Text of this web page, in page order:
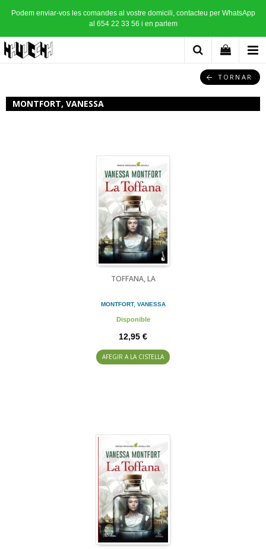
Podem enviar-vos les comandes al vostre domicili, contacteu per WhatsApp
al 654 22 33 56 i en parlem
TORNAR
MONTFORT, VANESSA
TOFFANA, LA
MONTFORT, VANESSA
Disponible
12,95 €
AFEGIR A LA CISTELLA